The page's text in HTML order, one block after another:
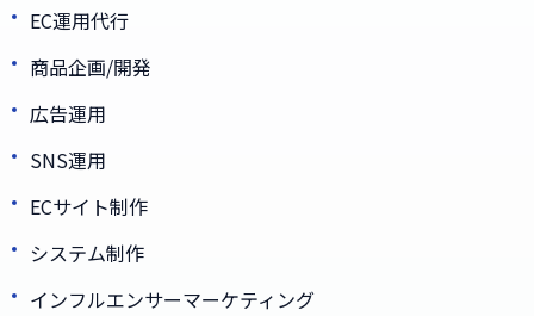
EC運用代行
商品企画/開発
広告運用
SNS運用
ECサイト制作
システム制作
インフルエンサーマーケティング